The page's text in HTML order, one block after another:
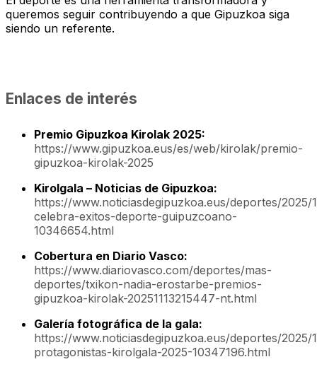
queremos seguir contribuyendo a que Gipuzkoa siga
siendo un referente.
Enlaces de interés
Premio Gipuzkoa Kirolak 2025:
https://www.gipuzkoa.eus/es/web/kirolak/premio-
gipuzkoa-kirolak-2025
Kirolgala – Noticias de Gipuzkoa:
https://www.noticiasdegipuzkoa.eus/deportes/2025/
celebra-exitos-deporte-guipuzcoano-
10346654.html
Cobertura en Diario Vasco:
https://www.diariovasco.com/deportes/mas-
deportes/txikon-nadia-erostarbe-premios-
gipuzkoa-kirolak-20251113215447-nt.html
Galería fotográfica de la gala:
https://www.noticiasdegipuzkoa.eus/deportes/2025/
protagonistas-kirolgala-2025-10347196.html